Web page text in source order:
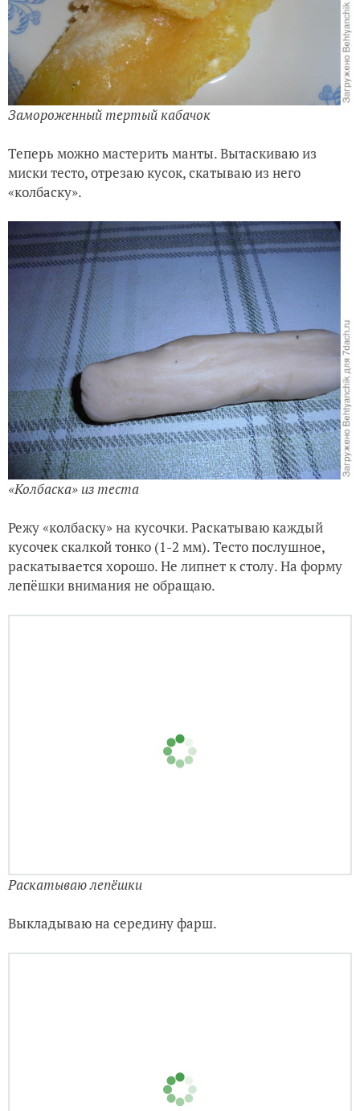
Замороженный тертый кабачок
Теперь можно мастерить манты. Вытаскиваю из
миски тесто, отрезаю кусок, скатываю из него
«колбаску».
«Колбаска» из теста
Режу «колбаску» на кусочки. Раскатываю каждый
кусочек скалкой тонко (1-2 мм). Тесто послушное,
раскатывается хорошо. Не липнет к столу. На форму
лепёшки внимания не обращаю.
Раскатываю лепёшки
Выкладываю на середину фарш.